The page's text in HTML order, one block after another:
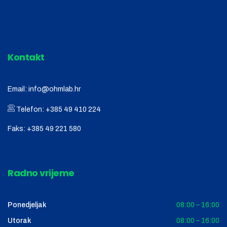
Kontakt
Email: info@ohmlab.hr
Telefon: +385 49 410 224
Faks: +385 49 221 580
Radno vrijeme
Ponedjeljak 08:00 – 16:00
Utorak 08:00 – 16:00